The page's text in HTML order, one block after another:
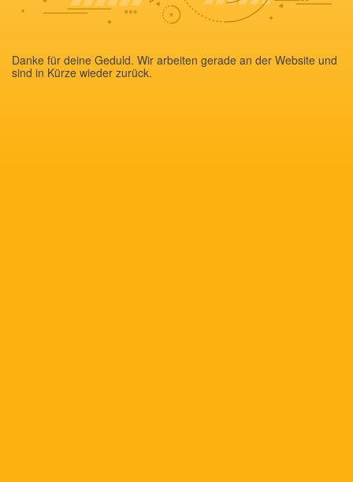
Danke für deine Geduld. Wir arbeiten gerade an der Website und
sind in Kürze wieder zurück.